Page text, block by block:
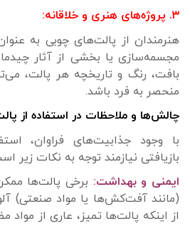
۳. پروژه‌های هنری و خلاقانه:
هنرمندان از پالت‌های چوبی به
مجسمه‌سازی یا بخشی از آثار
بافت، رنگ و تاریخچه هر پالت،
منحصر به فرد باشد.
چالش‌ها و ملاحظات در استفاده از
با وجود جذابیت‌های فراوان،
بازیافتی نیازمند توجه به نکات زیر
ایمنی و بهداشت: برخی پالت‌ها
(مانند آفت‌کش‌ها یا مواد صنعتی)
از اینکه پالت‌ها تمیز، عاری از